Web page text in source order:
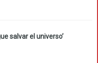
salvar el universo’